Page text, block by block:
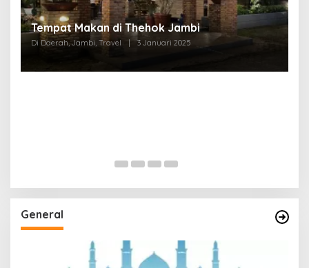
Tempat Makan di Thehok Jambi
Di Daerah, Jambi, Travel 3 Januari 2025
General